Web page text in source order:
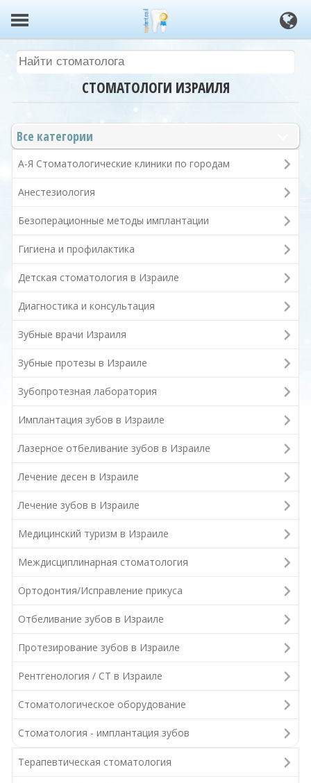
СТОМАТОЛОГИ ИЗРАИЛЯ
Все категории
А-Я Стоматологические клиники по городам
Анестезиология
Безоперационные методы имплантации
Гигиена и профилактика
Детская стоматология в Израиле
Диагностика и консультация
Зубные врачи Израиля
Зубные протезы в Израиле
Зубопротезная лаборатория
Имплантация зубов в Израиле
Лазерное отбеливание зубов в Израиле
Лечение десен в Израиле
Лечение зубов в Израиле
Медицинский туризм в Израиле
Междисциплинарная стоматология
Ортодонтия/Исправление прикуса
Отбеливание зубов в Израиле
Протезирование зубов в Израиле
Рентгенология / СТ в Израиле
Стоматологическое оборудование
Стоматология - имплантация зубов
Терапевтическая стоматология